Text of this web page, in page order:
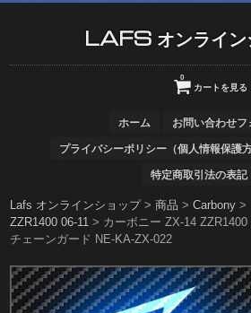
LAFS オンライン
カートを見る
0
ホーム お問い合わせフ
プライバシーポリシー（個人情報保護方
特定商取引法の表記
Lafs オンラインショップ>商品 >Carbony >
ZZR1400 06-11 > カーボニー ZX-14
チェーンガード NE-KA-ZX-022